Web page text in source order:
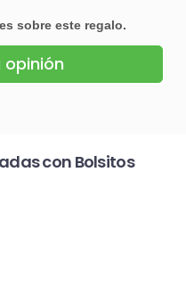
sobre este regalo.
opinión
con Bolsitos